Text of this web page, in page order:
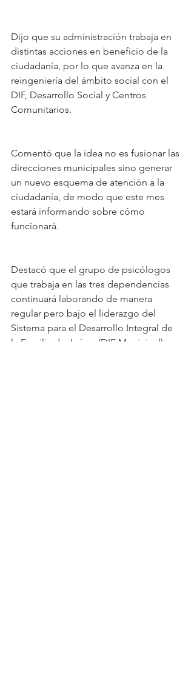
Dijo que su administración trabaja en
distintas acciones en beneficio de la
ciudadanía, por lo que avanza en la
reingeniería del ámbito social con el
DIF, Desarrollo Social y Centros
Comunitarios.
Comentó que la idea no es fusionar las
direcciones municipales sino generar
un nuevo esquema de atención a la
ciudadanía, de modo que este mes
estará informando sobre cómo
funcionará.
Destacó que el grupo de psicólogos
que trabaja en las tres dependencias
continuará laborando de manera
regular pero bajo el liderazgo del
Sistema para el Desarrollo Integral de
la Familia de Juárez (DIF Municipal).